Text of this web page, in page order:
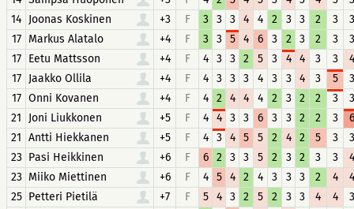
14 Joonas Koskinen +3 F 3 3 3 4 4 2 3 3 2 3
3
17
Markus Alatalo +4 F 3 3 5 4 6 3 2 3 2 3
3
17
Eetu Mattsson +4 F 4 3 3 2 5 3 4 4 3 3
4
17
Jaakko Ollila +4 F 4 3 3 3 4 3 3 4 3 5
3
17 Onni Kovanen +4 F 4 2 4 4 4 2 3 2 2 3
3
21
Joni Liukkonen +5 F 4 4 3 3 6 3 3 2 2 3
6
21 Antti Hiekkanen +5 F 4 3 4 5 5 2 4 2 5 3
3
23 Pasi Heikkinen +6 F 6 2 3 3 5 2 3 2 3 3
4
23 Miiko Miettinen +6 F 4 5 4 2 4 3 3 3 2 4
4
25 Petteri Pietilä +7 F 5 4 3 2 5 2 3 3 4 4
3